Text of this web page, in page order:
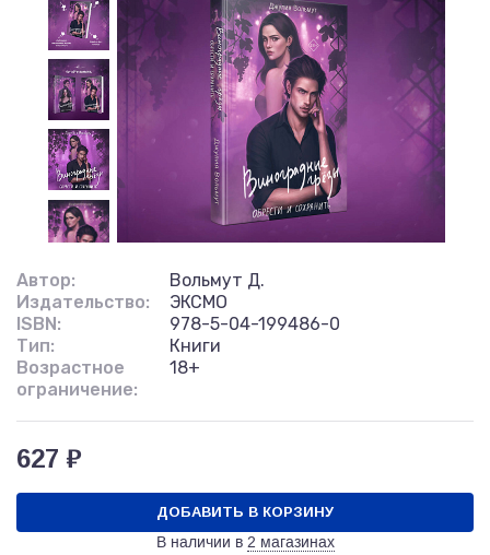
Автор:
Вольмут Д.
Издательство:
ЭКСМО
ISBN:
978-5-04-199486-0
Тип:
Книги
Возрастное
ограничение:
18+
627 ₽
ДОБАВИТЬ В КОРЗИНУ
В наличии в 2 магазинах